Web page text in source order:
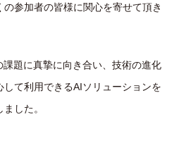
参加者の皆様に関心を寄せて頂き
題に真摯に向き合い、技術の進化
て利用できるAIソリューションを
した。